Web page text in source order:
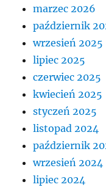
marzec 2026
październik
wrzesień 2025
lipiec 2025
czerwiec 2025
kwiecień 2025
styczeń 2025
listopad 2024
październik
wrzesień 2024
lipiec 2024